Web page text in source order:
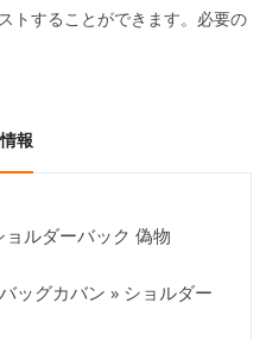
トすることができます。必要の
報
ョルダーバック 偽物
ッグカバン » ショルダー